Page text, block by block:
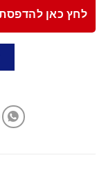
לחץ כאן